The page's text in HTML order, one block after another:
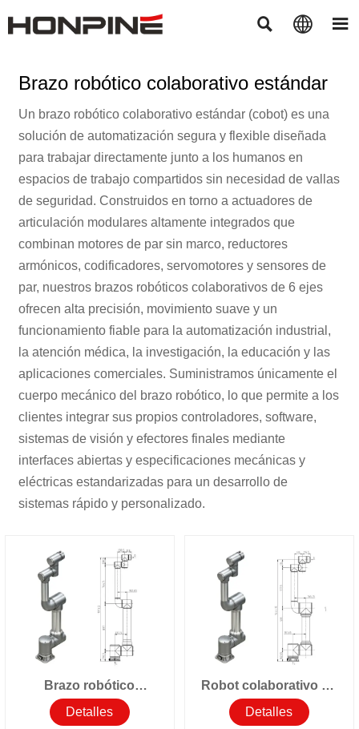
  
Brazo robótico colaborativo estándar
Un brazo robótico colaborativo estándar (cobot) es una
solución de automatización segura y flexible diseñada
para trabajar directamente junto a los humanos en
espacios de trabajo compartidos sin necesidad de vallas
de seguridad. Construidos en torno a actuadores de
articulación modulares altamente integrados que
combinan motores de par sin marco, reductores
armónicos, codificadores, servomotores y sensores de
par, nuestros brazos robóticos colaborativos de 6 ejes
ofrecen alta precisión, movimiento suave y un
funcionamiento fiable para la automatización industrial,
la atención médica, la investigación, la educación y las
aplicaciones comerciales. Suministramos únicamente el
cuerpo mecánico del brazo robótico, lo que permite a los
clientes integrar sus propios controladores, software,
sistemas de visión y efectores finales mediante
interfaces abiertas y especificaciones mecánicas y
eléctricas estandarizadas para un desarrollo de
sistemas rápido y personalizado.
Brazo robótico
colaborativo de 6 ejes
para trabajo pesado
Detalles
Robot colaborativo de
6 ejes CR-12E-C00
(cobot)
Detalles